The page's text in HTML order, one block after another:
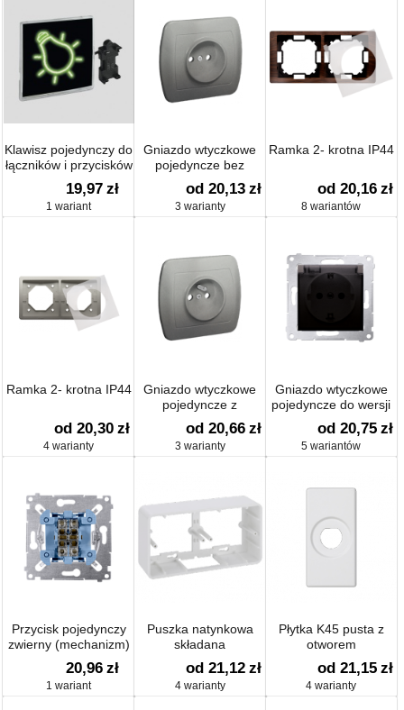
Klawisz pojedynczy do
łączników i przycisków
19,97 zł
1 wariant
Gniazdo wtyczkowe
pojedyncze bez
uziemienia 16A
od 20,13 zł
3 warianty
Ramka 2- krotna IP44
od 20,16 zł
8 wariantów
Ramka 2- krotna IP44
od 20,30 zł
4 warianty
Gniazdo wtyczkowe
pojedyncze z
uziemieniem z
przesłonami torów
prądowych 16A
od 20,66 zł
3 warianty
Gniazdo wtyczkowe
pojedyncze do wersji
IP44 z uziemieniem
typu Schuko
od 20,75 zł
5 wariantów
Przycisk pojedynczy
zwierny (mechanizm)
10AX 250V,
szybkozłącza, nie
dotyczy
20,96 zł
1 wariant
Puszka natynkowa
składana
od 21,12 zł
4 warianty
Płytka K45 pusta z
otworem
od 21,15 zł
4 warianty